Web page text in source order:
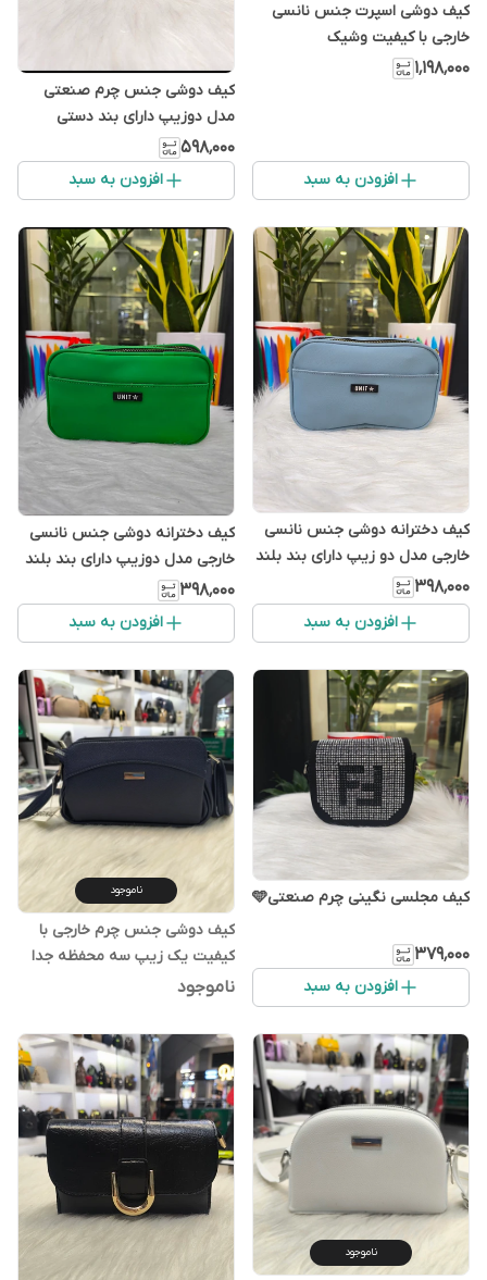
کیف دوشی اسپرت جنس نانسی
خارجی با کیفیت وشیک
۱٬۱۹۸٬۰۰۰
افزودن به سبد
کیف دوشی جنس چرم صنعتی
مدل دوزیپ دارای بند دستی
ودوشی
۵۹۸٬۰۰۰
افزودن به سبد
کیف دخترانه دوشی جنس نانسی
خارجی مدل دو زیپ دارای بند بلند
۳۹۸٬۰۰۰
افزودن به سبد
کیف دخترانه دوشی جنس نانسی
خارجی مدل دوزیپ دارای بند بلند
۳۹۸٬۰۰۰
افزودن به سبد
کیف مجلسی نگینی چرم صنعتی🩵
۳۷۹٬۰۰۰
افزودن به سبد
ناموجود
کیف دوشی جنس چرم خارجی با
کیفیت یک زیپ سه محفظه جدا
ناموجود
ناموجود